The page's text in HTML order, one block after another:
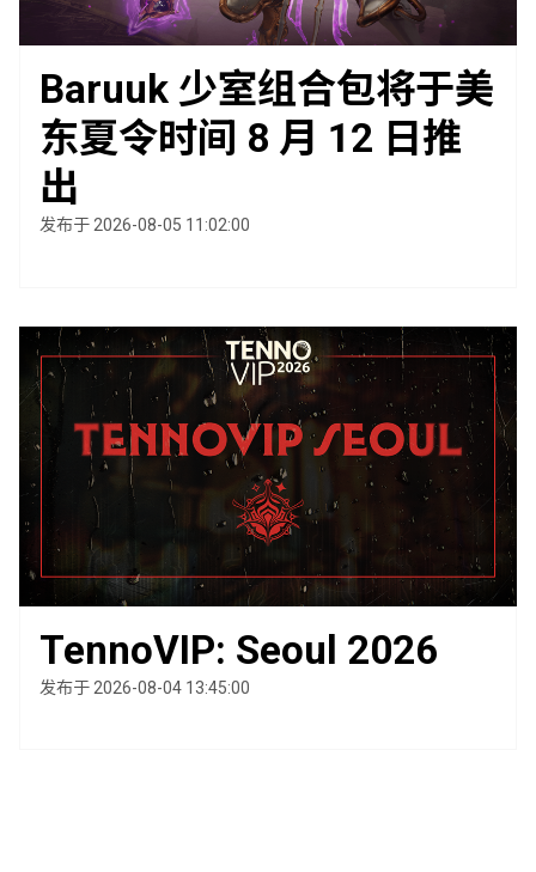
Baruuk 少室组合包将于美
东夏令时间 8 月 12 日推
出
发布于 2026-08-05 11:02:00
TennoVIP: Seoul 2026
发布于 2026-08-04 13:45:00